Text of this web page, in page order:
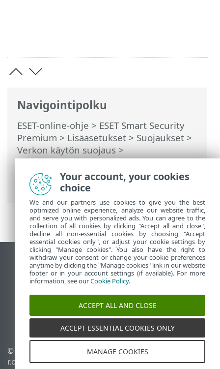
Navigointipolku
ESET-online-ohje > ESET Smart Security
Premium > Lisäasetukset > Suojaukset >
Verkon käytön suojaus>
Verkkoyhteysprofiilit>
Verkkoyhteysprofiilien lisääminen tai
muokkaaminen
Näytä tietokonesivusto
End of Life
ESET-tietämyskanta
ESET-foorumi
ESET Status Portal
Alueellinen tuki
© 1992 - 2025 ESET, spol. s
r.o. – Kaikki oikeudet
Evästeiden hallinta
Evästekäytäntö
Your account, your cookies
choice
We and our partners use cookies to give you the best
optimized online experience, analyze our website traffic,
and serve you with personalized ads. You can agree to the
collection of all cookies by clicking "Accept all and close",
decline all non-essential cookies by choosing "Accept
essential cookies only", or adjust your cookie settings by
clicking "Manage cookies". You also have the right to
withdraw your consent or change your cookie preferences
anytime by clicking the "Manage cookies" link in our website
footer or in your account settings (if available). For more
information, see ourCookie Policy.
ACCEPT ALL AND CLOSE
ACCEPT ESSENTIAL COOKIES ONLY
MANAGE COOKIES